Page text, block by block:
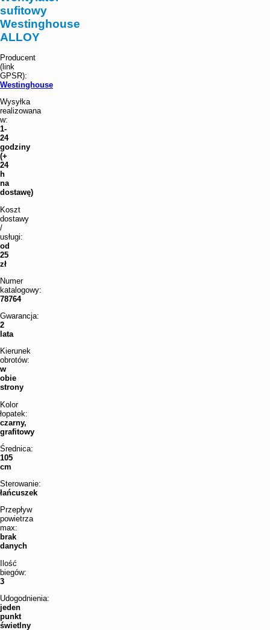
sufitowy
Westinghouse
ALLOY
Westinghouse
Wysyłka
realizowana
w:
1-
24
godziny
(+
24
h
na
dostawę)
Koszt
dostawy
/
usługi:
od
25
zł
Numer
katalogowy:
78764
Gwarancja:
2
lata
Kierunek
obrotów:
w
obie
strony
Kolor
łopatek:
czarny,
grafitowy
Średnica:
105
cm
Sterowanie:
łańcuszek
Przepływ
powietrza
max:
brak
danych
Ilość
biegów:
3
Udogodnienia:
jeden
punkt
świetlny